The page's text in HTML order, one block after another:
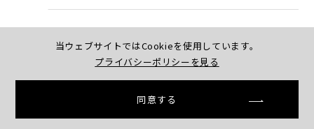
当ウェブサイトではCookieを使用しています。
プライバシーポリシーを見る
同意する